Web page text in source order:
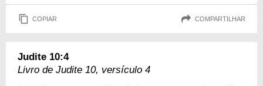
COPIAR COMPARTILHAR
Judite 10:4
Livro de Judite 10, versículo 4